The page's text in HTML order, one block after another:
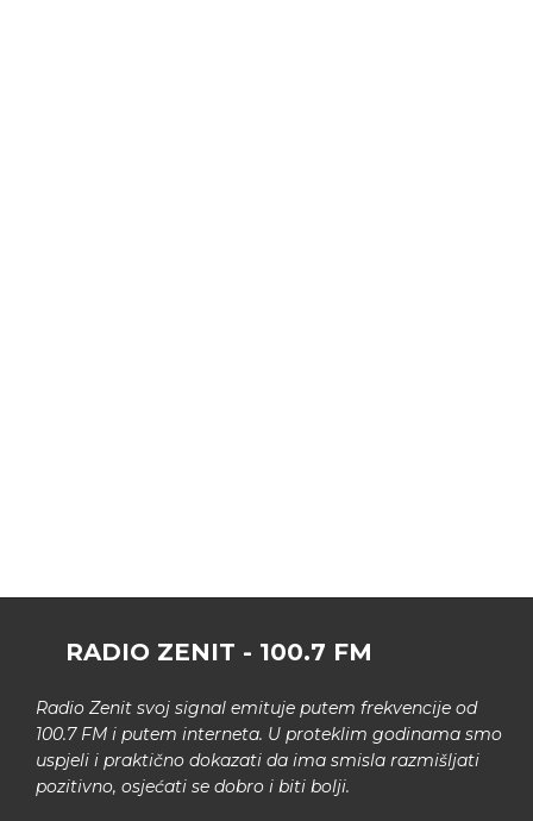
RADIO ZENIT - 100.7 FM
Radio Zenit svoj signal emituje putem frekvencije od
100.7 FM i putem interneta. U proteklim godinama smo
uspjeli i praktično dokazati da ima smisla razmišljati
pozitivno, osjećati se dobro i biti bolji.